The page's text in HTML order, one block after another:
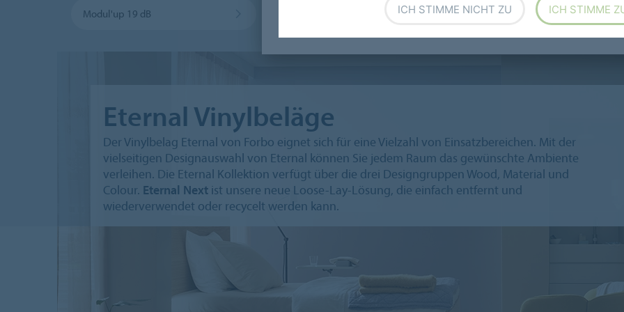
Modul'up 19 dB
Eternal Vinylbeläge
Der Vinylbelag Eternal von Forbo eignet sich für eine Vielzahl von Einsatzbereichen. Mit der
vielseitigen Designauswahl von Eternal können Sie jedem Raum das gewünschte Ambiente
verleihen. Die Eternal Kollektion verfügt über die drei Designgruppen Wood, Material und
Colour. Eternal Next ist unsere neue Loose-Lay-Lösung, die einfach entfernt und
wiederverwendet oder recycelt werden kann.
ICH STIMME NICHT ZU ICH STIMME